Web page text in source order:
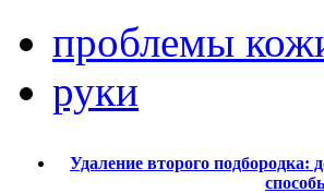
проблемы
руки
Удаление второго